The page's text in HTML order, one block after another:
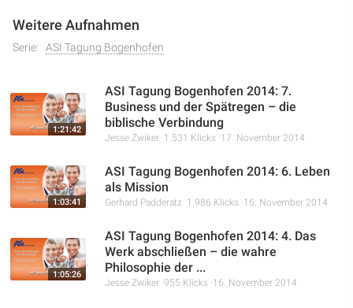
Gottes Liebe im eigenen Leben wirken zu lassen.
Weitere Aufnahmen
Serie: ASI Tagung Bogenhofen
1:21:42
ASI Tagung Bogenhofen 2014: 7.
Business und der Spätregen – die
biblische Verbindung
Jesse Zwiker 1.531 Klicks 17. November 2014
1:03:41
ASI Tagung Bogenhofen 2014: 6. Leben
als Mission
Gerhard Padderatz 1.986 Klicks 16. November 2014
1:05:26
ASI Tagung Bogenhofen 2014: 4. Das
Werk abschließen – die wahre
Philosophie der ...
Jesse Zwiker 955 Klicks 16. November 2014